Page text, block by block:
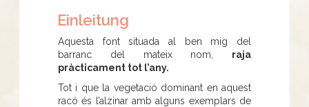
Einleitung
Aquesta font situada al ben mig del
barranc del mateix nom, raja
pràcticament tot l’any.
Tot i que la vegetació dominant en aquest
racó és l’alzinar amb alguns exemplars de